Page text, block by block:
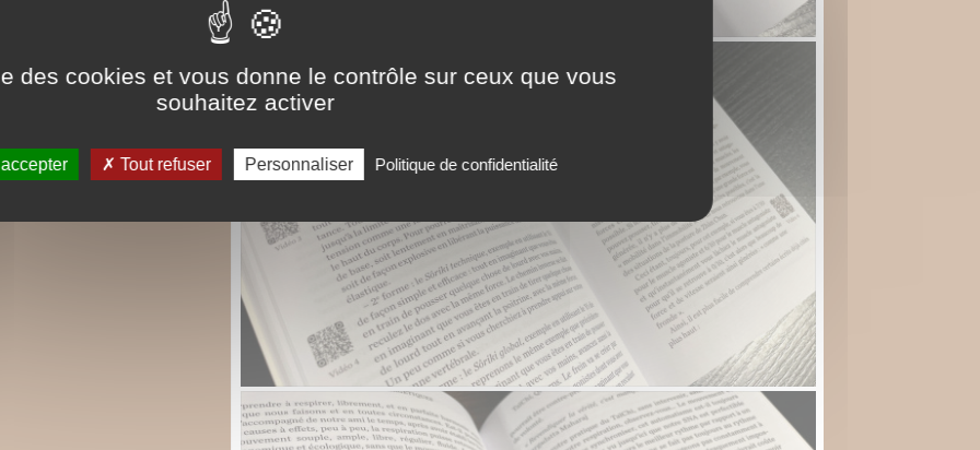
des cookies et vous donne le contrôle sur ceux que vous
souhaitez activer
Tout refuser Personnaliser Politique de confidentialité